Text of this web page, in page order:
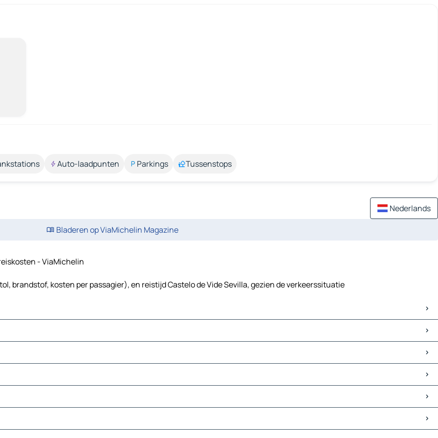
Auto-laadpunten Parkings Tussenstops
Nederlands
Bladeren op ViaMichelin Magazine
- ViaMichelin
brandstof, kosten per passagier), en reistijd Castelo de Vide Sevilla, gezien de verkeerssituatie